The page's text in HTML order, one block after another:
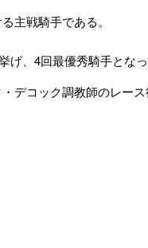
主戦騎手である。
、4回最優秀騎手とな
デコック調教師のレー